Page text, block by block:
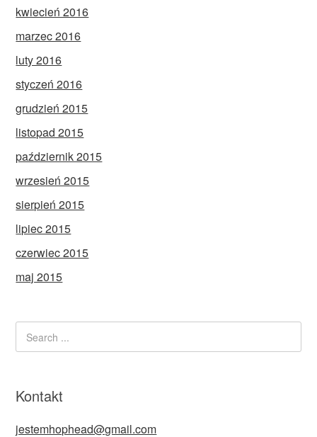
kwiecień 2016
marzec 2016
luty 2016
styczeń 2016
grudzień 2015
listopad 2015
październik 2015
wrzesień 2015
sierpień 2015
lipiec 2015
czerwiec 2015
maj 2015
Kontakt
jestemhophead@gmail.com